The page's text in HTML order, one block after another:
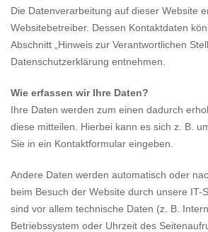
Die Datenverarbeitung auf dieser Website
Websitebetreiber. Dessen Kontaktdaten
Abschnitt „Hinweis zur Verantwortlichen
Datenschutzerklärung entnehmen.
Wie erfassen wir Ihre Daten?
Ihre Daten werden zum einen dadurch
diese mitteilen. Hierbei kann es sich z. B.
Sie in ein Kontaktformular eingeben.
Andere Daten werden automatisch oder
beim Besuch der Website durch unsere IT-
sind vor allem technische Daten (z. B.
Betriebssystem oder Uhrzeit des